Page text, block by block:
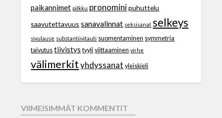
paikannimet pilkku pronomini puhuttelu
saavutettavuus sanavalinnat seksisanat selkeys
sivulause substantiivitauti suomentaminen symmetria
taivutus tiivistys tyyli viittaaminen virhe
välimerkit yhdyssanat yleiskieli
VIIMEISIMMÄT KOMMENTIT